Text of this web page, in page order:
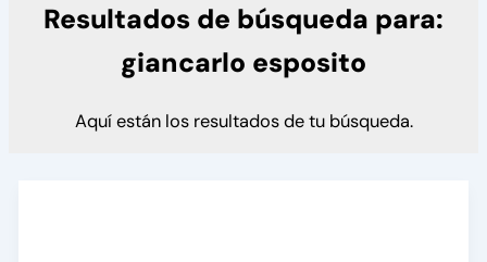
Resultados de búsqueda para:
giancarlo esposito
Aquí están los resultados de tu búsqueda.